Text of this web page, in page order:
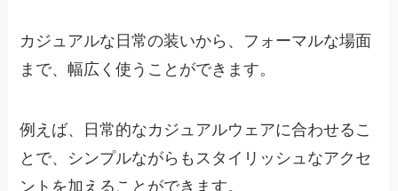
カジュアルな日常の装いから、フォーマルな場面
まで、幅広く使うことができます。
例えば、日常的なカジュアルウェアに合わせるこ
とで、シンプルながらもスタイリッシュなアクセ
ントを加えることができます。